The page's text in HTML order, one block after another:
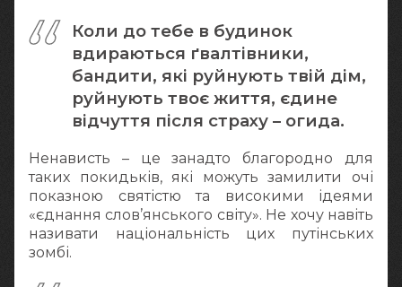
Коли до тебе в будинок
вдираються ґвалтівники,
бандити, які руйнують твій дім,
руйнують твоє життя, єдине
відчуття після страху ­– огида.
Ненависть – це занадто благородно для
таких покидьків, які можуть замилити очі
показною святістю та високими ідеями
«єднання слов’янського світу». Не хочу навіть
називати національність цих путінських
зомбі.